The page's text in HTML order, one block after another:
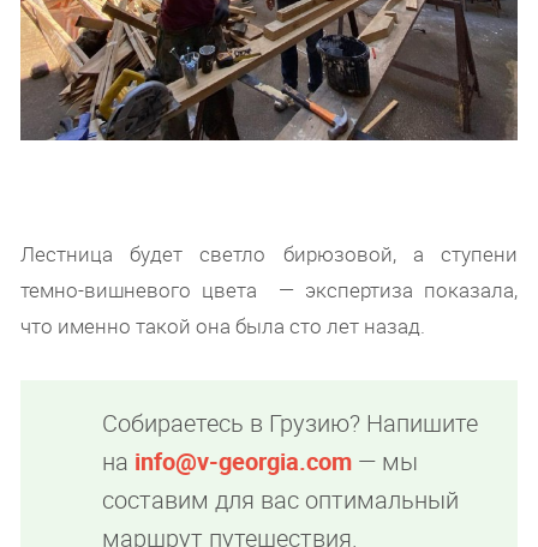
Лестница будет светло бирюзовой, а ступени
темно-вишневого цвета — экспертиза показала,
что именно такой она была сто лет назад.
Собираетесь в Грузию? Напишите
на info@v-georgia.com — мы
составим для вас оптимальный
маршрут путешествия.